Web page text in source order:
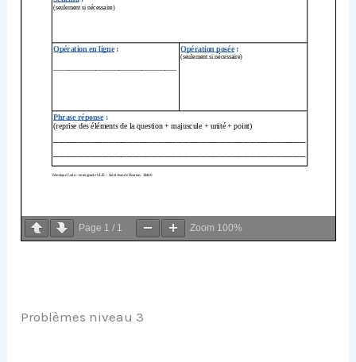
Page 1 / 1 Zoom 100%
Problèmes niveau 3